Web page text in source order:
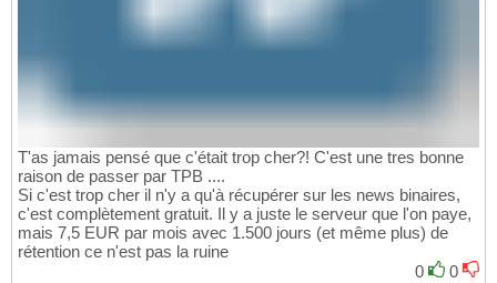
T'as jamais pensé que c'était trop cher?! C'est une tres bonne
raison de passer par TPB ....
Si c'est trop cher il n'y a qu'à récupérer sur les news binaires,
c'est complètement gratuit. Il y a juste le serveur que l'on paye,
mais 7,5 EUR par mois avec 1.500 jours (et même plus) de
rétention ce n'est pas la ruine
0
0